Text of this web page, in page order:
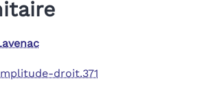
droit.371